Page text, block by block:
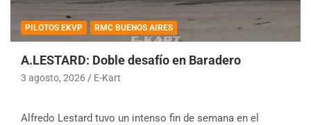
PILOTOS EKVP RMC BUENOS AIRES
A.LESTARD: Doble desafío en Baradero
3 agosto, 2026 E-Kart
Alfredo Lestard tuvo un intenso fin de semana en el